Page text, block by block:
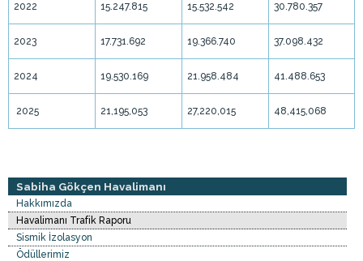
2022 15.247.815 15.532.542 30.780.357
2023 17.731.692 19.366.740 37.098.432
2024 19.530.169 21.958.484 41.488.653
2025 21,195,053 27,220,015 48,415,068
Sabiha Gökçen Havalimanı
Hakkımızda
Havalimanı Trafik Raporu
Sismik İzolasyon
Ödüllerimiz